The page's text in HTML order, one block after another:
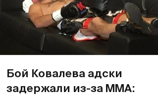
Бой Ковалева адски
задержали из-за MMA: